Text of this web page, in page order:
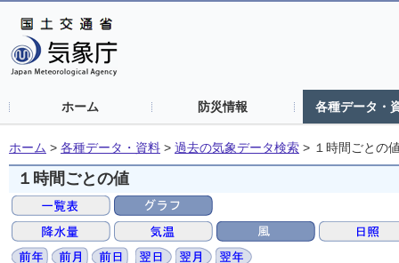
ホーム 防災情報 各種データ・
ホーム > 各種データ・資料 > 過去の気象データ検索 > １時間ごとの
１時間ごとの値